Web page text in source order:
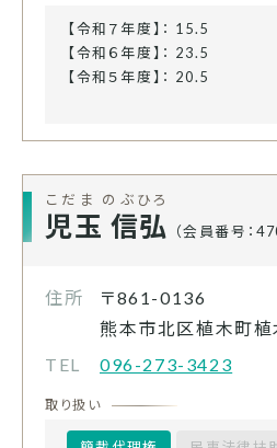
【令和７年度】： 15.5
【令和６年度】： 23.5
【令和５年度】： 20.5
児玉 信弘
こだま のぶひろ
（会員番号：
住所
〒861-0136
熊本市北区植木町
TEL
096-273-3423
取り扱い